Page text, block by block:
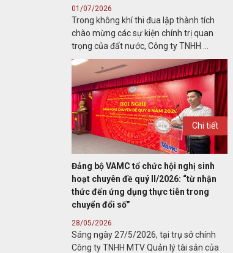
01/07/2026
Trong không khí thi đua lập thành tích
chào mừng các sự kiện chính trị quan
trọng của đất nước, Công ty TNHH ...
Chi tiết
Đảng bộ VAMC tổ chức hội nghị sinh
hoạt chuyên đề quý II/2026: “từ nhận
thức đến ứng dụng thực tiễn trong
chuyển đổi số”
28/05/2026
Sáng ngày 27/5/2026, tại trụ sở chính
Công ty TNHH MTV Quản lý tài sản của